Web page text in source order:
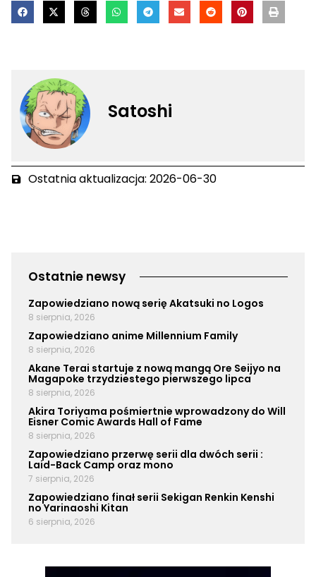
Satoshi
Ostatnia aktualizacja: 2026-06-30
Ostatnie newsy
Zapowiedziano nową serię Akatsuki no Logos
8 sierpnia, 2026
Zapowiedziano anime Millennium Family
8 sierpnia, 2026
Akane Terai startuje z nową mangą Ore Seijyo na
Magapoke trzydziestego pierwszego lipca
8 sierpnia, 2026
Akira Toriyama pośmiertnie wprowadzony do Will
Eisner Comic Awards Hall of Fame
8 sierpnia, 2026
Zapowiedziano przerwę serii dla dwóch serii :
Laid-Back Camp oraz mono
7 sierpnia, 2026
Zapowiedziano finał serii Sekigan Renkin Kenshi
no Yarinaoshi Kitan
6 sierpnia, 2026